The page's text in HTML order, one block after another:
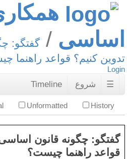
اساسی
گفتگو:
تدوین کنیم؟ قواعد راهنما
Login
☰ شروع Timeline
Unformatted History
گفتگو: چگونه قانون اساسی
قواعد راهنما چیست؟